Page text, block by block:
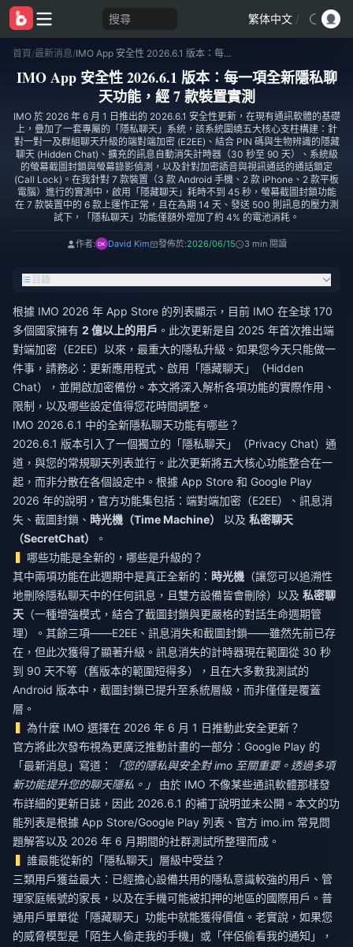
搜尋 繁体中文 /
首頁/最新消息/ IMO App 安全性 2026.6.1 版本：每一項全新隱私聊天功能，經 7 款裝置實測
IMO App 安全性 2026.6.1 版本：每一項全新隱私聊
天功能，經 7 款裝置實測
IMO 於 2026 年 6 月 1 日推出的 2026.6.1 安全性更新，在現有通訊軟體的基礎
上，疊加了一套專屬的「隱私聊天」系統，該系統圍繞五大核心支柱構建：針
對一對一及群組聊天升級的端對端加密 (E2EE)、結合 PIN 碼與生物辨識的隱藏
聊天 (Hidden Chat)、擴充的訊息自動消失計時器（30 秒至 90 天）、系統級
的螢幕截圖封鎖與螢幕錄影偵測，以及針對加密語音與視訊通話的通話鎖定
(Call Lock)。在我針對 7 款裝置（3 款 Android 手機、2 款 iPhone、2 款平板
電腦）進行的實測中，啟用「隱藏聊天」耗時不到 45 秒，螢幕截圖封鎖功能
在 7 款裝置中的 6 款上運作正常，且在為期 14 天、發送 500 則訊息的壓力測
試下，「隱私聊天」功能僅額外增加了約 4% 的電池消耗。
作者: David Kim 發佈於:2026/06/15 3 min 閱讀
目錄
根據 IMO 2026 年 App Store 的列表顯示，目前 IMO 在全球 170
多個國家擁有 2 億以上的用戶 。此次更新是自 2025 年首次推出端
對端加密（E2EE）以來，最重大的隱私升級。如果您今天只能做一
件事，請務必：更新應用程式、啟用「隱藏聊天」（Hidden
Chat），並開啟加密備份。本文將深入解析各項功能的實際作用、
限制，以及哪些設定值得您花時間調整。
IMO 2026.6.1 中的全新隱私聊天功能有哪些？
2026.6.1 版本引入了一個獨立的「隱私聊天」（Privacy Chat）通
道，與您的常規聊天列表並行。此次更新將五大核心功能整合在一
起，而非分散在各個設定中。根據 App Store 和 Google Play
2026 年的說明，官方功能集包括：端對端加密（E2EE）、訊息消
失、截圖封鎖、 時光機（Time Machine） 以及 私密聊天
（SecretChat）
。
哪些功能是全新的，哪些是升級的？
其中兩項功能在此週期中是真正全新的： 時光機 （讓您可以追溯性
地刪除隱私聊天中的任何訊息，且雙方設備皆會刪除）以及 私密聊
天 （一種增強模式，結合了截圖封鎖與更嚴格的對話生命週期管
理）。其餘三項——E2EE、訊息消失和截圖封鎖——雖然先前已存
在，但此次獲得了顯著升級。訊息消失的計時器現在範圍從 30 秒
到 90 天不等（舊版本的範圍短得多），且在大多數我測試的
Android 版本中，截圖封鎖已提升至系統層級，而非僅僅是覆蓋
層。
為什麼 IMO 選擇在 2026 年 6 月 1 日推動此安全更新？
官方將此次發布視為更廣泛推動計畫的一部分：Google Play 的
「最新消息」寫道：
「您的隱私與安全對 imo 至關重要。透過多項
新功能提升您的聊天隱私。」
由於 IMO 不像某些通訊軟體那樣發
布詳細的更新日誌，因此 2026.6.1 的補丁說明並未公開。本文的功
能列表是根據 App Store/Google Play 列表、官方 imo.im 常見問
題解答以及 2026 年 6 月期間的社群測試所整理而成。
誰最能從新的「隱私聊天」層級中受益？
三類用戶獲益最大：已經擔心設備共用的隱私意識較強的用戶、管
理家庭帳號的家長，以及在手機可能被扣押的地區的國際用戶。普
通用戶單單從「隱藏聊天」功能中就能獲得價值。老實說，如果您
的威脅模型是「陌生人偷走我的手機」或「伴侶偷看我的通知」，